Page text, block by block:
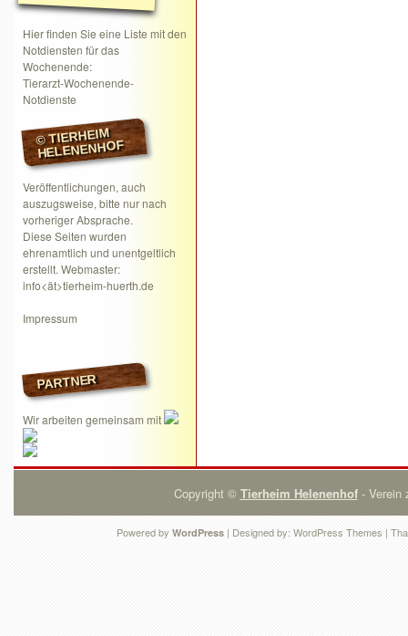
Hier finden Sie eine Liste mit den
Notdiensten für das
Wochenende:
Tierarzt-Wochenende-
Notdienste
© TIERHEIM
HELENENHOF
Veröffentlichungen, auch
auszugsweise, bitte nur nach
vorheriger Absprache.
Diese Seiten wurden
ehrenamtlich und unentgeltlich
erstellt. Webmaster:
info<ät>tierheim-huerth.de
Impressum
PARTNER
Wir arbeiten gemeinsam mit
Copyright © Tierheim Helenenhof- Verein
Powered by WordPress | Designed by: WordPress Themes |